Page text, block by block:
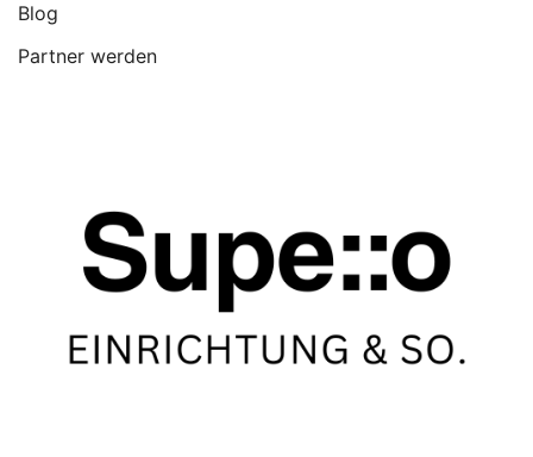
Blog
Partner werden